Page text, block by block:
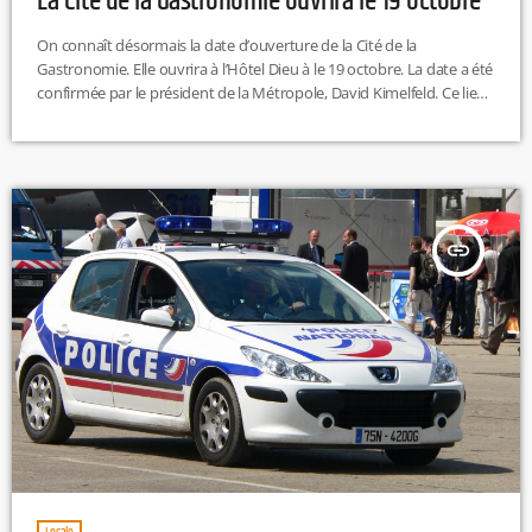
On connaît désormais la date d’ouverture de la Cité de la
Gastronomie. Elle ouvrira à l’Hôtel Dieu à le 19 octobre. La date a été
confirmée par le président de la Métropole, David Kimelfeld. Ce lieu
d'innovations. La Cité de la Gastronomie s'installe sur 4 étages et 4
des démonstrations, des résidences de chefs, […]
insert_link